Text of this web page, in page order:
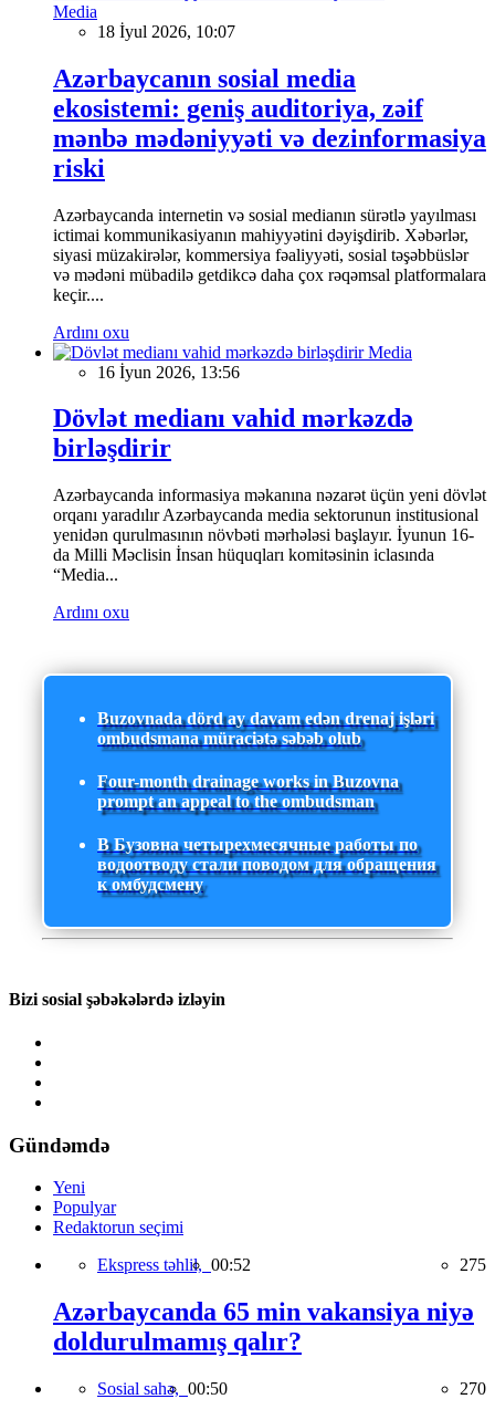
Media
18 İyul 2026, 10:07
Azərbaycanın sosial media
ekosistemi: geniş auditoriya, zəif
mənbə mədəniyyəti və dezinformasiya
riski
Azərbaycanda internetin və sosial medianın sürətlə yayılması
ictimai kommunikasiyanın mahiyyətini dəyişdirib. Xəbərlər,
siyasi müzakirələr, kommersiya fəaliyyəti, sosial təşəbbüslər
və mədəni mübadilə getdikcə daha çox rəqəmsal platformalara
keçir....
Ardını oxu
Media
16 İyun 2026, 13:56
Dövlət medianı vahid mərkəzdə
birləşdirir
Azərbaycanda informasiya məkanına nəzarət üçün yeni dövlət
orqanı yaradılır Azərbaycanda media sektorunun institusional
yenidən qurulmasının növbəti mərhələsi başlayır. İyunun 16-
da Milli Məclisin İnsan hüquqları komitəsinin iclasında
“Media...
Ardını oxu
Buzovnada dörd ay davam edən drenaj işləri
ombudsmana müraciətə səbəb olub
Four-month drainage works in Buzovna
prompt an appeal to the ombudsman
В Бузовна четырехмесячные работы по
водоотводу стали поводом для обращения
к омбудсмену
Bizi sosial şəbəkələrdə izləyin
Gündəmdə
Yeni
Populyar
Redaktorun seçimi
Ekspress təhlil, 00:52 275
Azərbaycanda 65 min vakansiya niyə
doldurulmamış qalır?
Sosial sahə, 00:50 270